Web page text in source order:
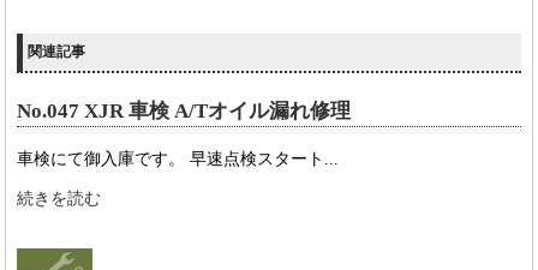
関連記事
No.047 XJR 車検 A/Tオイル漏れ修理
車検にて御入庫です。 早速点検スタート...
続きを読む